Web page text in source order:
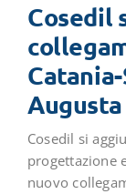
Cosedil
Augusta
Cosedil si
progettazione
nuovo